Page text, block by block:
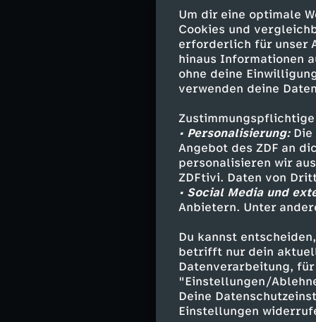
Um dir eine optimale
Cookies und
erforderlich für unser
hinaus Informationen
ohne deine
verwenden deine
• Personalisierung:Die
Angebot des ZDF an
personalisieren wir
ZDFtivi. Daten von
• Social Media und
Anbietern. Unter
Du kannst
betrifft nur dein
Datenverarbeitung,
"Einstellungen/
Deine
Einstellungen
Marken. Eine
Winkel, in dem
zu finden ist.
gibt: classic,
Plastikflasche.
"Welt-Droge":
weitverbreitet
Der Brühwürfel
wegzudenken,
oder einfache
Maggi-Würfel
kaum einer
Vorratsschrank
sich. Der
ganzen Welt